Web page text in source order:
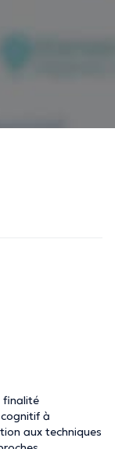
finalité
à
aux techniques